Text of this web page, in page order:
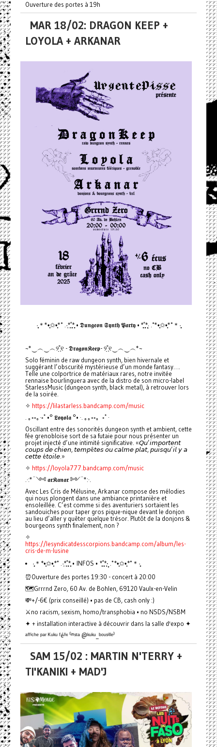
Ouverture des portes à 19h
MAR 18/02: DRAGON KEEP +
LOYOLA + ARKANAR
·̩̩̥͙＊*•̩̩͙✩•̩̩͙*˚ .·͙*̩̩͙˚̩̥̩̥*̩̩̥͙ • 𝕯𝖚𝖓𝖌𝖊𝖔𝖓 𝕾𝖞𝖓𝖙𝖍 𝕻𝖆𝖗𝖙𝖞 • *̩̩̥͙˚̩̥̩̥*̩̩͙‧͙ .˚*•̩̩͙✩•̩̩͙*˚＊·̩̩̥͙
~*‿︵‿︵୨˚̣̣̣͙୧ - 𝕯𝖗𝖆𝖌𝖔𝖓𝕶𝖊𝖊𝖕- ୨˚̣̣̣͙୧‿︵‿︵*~
Solo féminin de raw dungeon synth, bien hivernale et
suggérant l’obscurité mystérieuse d’un monde fantasy….
Telle une colportrice de matériaux rares, notre invitée
rennaise bourlinguera avec de la distro de son micro-label
StarlessMusic (dungeon synth, black metal), à retrouver lors
de la soirée.
✧ https://lilastarless.bandcamp.com/music
. ｡◦◦｡·◦ﾟ•° 𝕷𝖔𝖞𝖔𝖑𝖆 °• ·. ｡｡◦◦。◦ﾟ·
Oscillant entre des sonorités dungeon synth et ambient, cette
fée grenobloise sort de sa futaie pour nous présenter un
projet injecté d’une intimité significative. «𝘘𝘶’𝘪𝘮𝘱𝘰𝘳𝘵𝘦𝘯𝘵
𝘤𝘰𝘶𝘱𝘴 𝘥𝘦 𝘤𝘩𝘪𝘦𝘯, 𝘵𝘦𝘮𝘱ê𝘵𝘦𝘴 𝘰𝘶 𝘤𝘢𝘭𝘮𝘦 𝘱𝘭𝘢𝘵, 𝘱𝘶𝘪𝘴𝘲𝘶’𝘪𝘭 𝘺 𝘢
𝘤𝘦𝘵𝘵𝘦 é𝘵𝘰𝘪𝘭𝘦.»
✧ https://loyola777.bandcamp.com/music
.·:*¨༺ 𝖆𝖗𝕶𝖆𝖓𝖆𝖗 ༻¨*:·.
Avec Les Cris de Mélusine, Arkanar compose des mélodies
qui nous plongent dans une ambiance printanière et
ensoleillée. C’est comme si des aventuriers sortaient les
sandouiches pour taper gros pique-nique devant le donjon
au lieu d’aller y quêter quelque trésor. Plutôt de la donjons &
bourgeons synth finalement, non ?
✧
https://lesyndicatdesscorpions.bandcamp.com/album/les-
cris-de-m-lusine
·̩̩̥͙＊*•̩̩͙✩•̩̩͙*˚ .·͙*̩̩͙˚̩̥̩̥*̩̩̥͙ • INFOS • *̩̩̥͙˚̩̥̩̥*̩̩͙‧͙ .˚*•̩̩͙✩•̩̩͙*˚＊·̩̩̥͙
⏰Ouverture des portes 19:30 - concert à 20:00
🗺️Grrrnd Zero, 60 Av. de Bohlen, 69120 Vaulx-en-Velin
💸+/-6€ (prix conseillé) • pas de CB, cash only :)
⚔️no racism, sexism, homo/transphobia • no NSDS/NSBM
✦ + installation interactive à découvrir dans la salle d'expo ✦
ᵃᶠᶠⁱᶜʰᵉ ᵖᵃʳ ᴷᵘᵏᵘ ᶠéˡⁱˣ ⁽ⁱⁿˢᵗᵃ @ᵏᵘᵏᵘ_ᵇᵒᵘˢⁱˡˡᵉ⁾
SAM 15/02 : MARTIN N'TERRY +
TI'KANIKI + MAD'J